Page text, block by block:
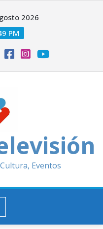
2026
PM
Eventos